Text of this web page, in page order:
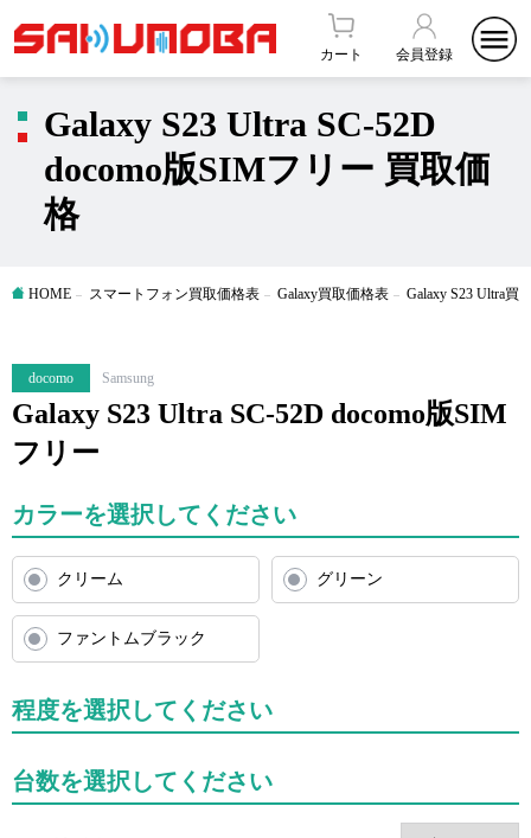
カート 会員登録
Galaxy S23 Ultra SC-52D
docomo版SIMフリー 買取価
格
HOME スマートフォン買取価格表 Galaxy買取価格表 Galaxy S23 Ultra買
docomo Samsung
Galaxy S23 Ultra SC-52D docomo版SIM
フリー
カラーを選択してください
クリーム グリーン
ファントムブラック
程度を選択してください
台数を選択してください